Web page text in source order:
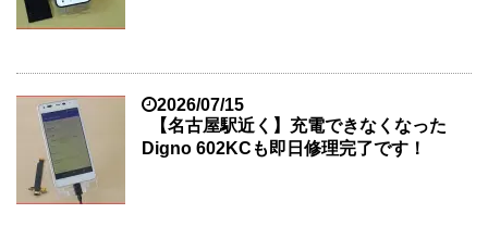
2026/07/15
【名古屋駅近く】充電できなくなった
Digno 602KCも即日修理完了です！